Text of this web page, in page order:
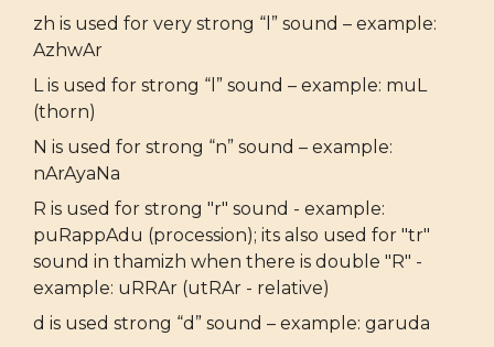
zh is used for very strong “l” sound – example:
AzhwAr
L is used for strong “l” sound – example: muL
(thorn)
N is used for strong “n” sound – example:
nArAyaNa
R is used for strong "r" sound - example:
puRappAdu (procession); its also used for "tr"
sound in thamizh when there is double "R" -
example: uRRAr (utRAr - relative)
d is used strong “d” sound – example: garuda